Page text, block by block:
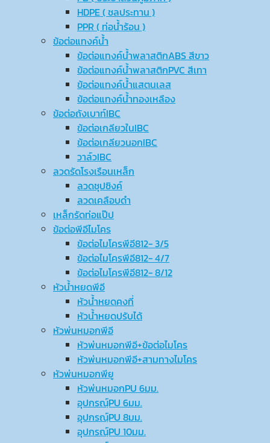
HDPE ( ชลประทาน )
PPR ( ท่อน้ำร้อน )
ข้อต่อแทงค์น้ำ
ข้อต่อแทงค์น้ำพลาสติกABS สีขาว
ข้อต่อแทงค์น้ำพลาสติกPVC สีเทา
ข้อต่อแทงค์น้ำแสตนเลส
ข้อต่อแทงค์น้ำทองเหลือง
ข้อต่อถังเบาท์IBC
ข้อต่อเกลียวในIBC
ข้อต่อเกลียวนอกIBC
วาล์วIBC
ลวดรัดโรงเรือนเหล็ก
ลวดชุปซิงค์
ลวดเคลือบดำ
เหล็กรัดท่อแป๊ป
ข้อต่อพีอีไมโคร
ข้อต่อไมโครพีอี812- 3/5
ข้อต่อไมโครพีอี812- 4/7
ข้อต่อไมโครพีอี812- 8/12
หัวน้ำหยดพีอี
หัวน้ำหยดคงที่
หัวน้ำหยดปรับได้
หัวพ่นหมอกพีอี
หัวพ่นหมอกพีอี+ข้อต่อไมโคร
หัวพ่นหมอกพีอี+สามทางไมโคร
หัวพ่นหมอกพียู
หัวพ่นหมอกPU 6มม.
อุปกรณ์ฺPU 6มม.
อุปกรณ์ฺPU 8มม.
อุปกรณ์ฺPU 10มม.